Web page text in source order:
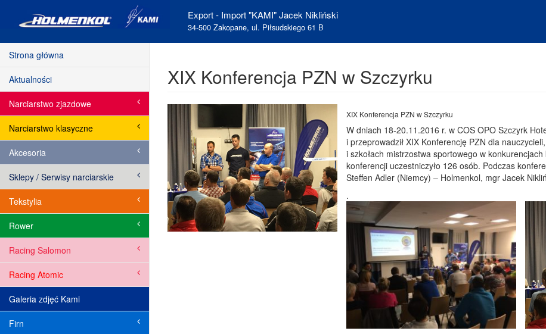
Export - Import "KAMI" Jacek Nikliński
34-500 Zakopane, ul. Piłsudskiego 61 B
Strona główna
Aktualności
Narciarstwo zjazdowe
Narciarstwo klasyczne
Akcesoria
Sklepy / Serwisy narciarskie
Tekstylia
Rower
Racing Salomon
Racing Atomic
Galeria zdjęć Kami
Firn
XIX Konferencja PZN w Szczyrku
XIX Konferencja PZN w Szczyrku
W dniach 18-20.11.2016 r. w COS OPO Szczyrk
i przeprowadził XIX Konferencję PZN dla
i szkołach mistrzostwa sportowego w
konferencji uczestniczyło 126 osób. Podczas
Steffen Adler (Niemcy) – Holmenkol, mgr Jacek
.